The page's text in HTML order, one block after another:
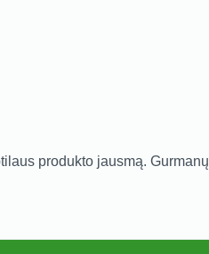
produkto jausmą. Gurmanų